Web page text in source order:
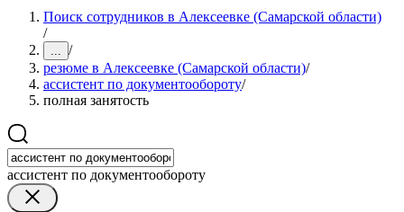
Поиск сотрудников в Алексеевке (Самарской области)
/
... /
резюме в Алексеевке (Самарской области)/
ассистент по документообороту/
полная занятость
ассистент по документообороту